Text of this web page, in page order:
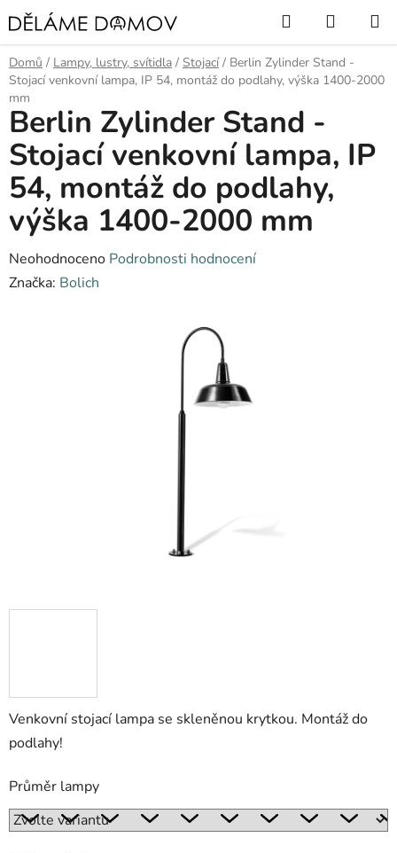
Přejít
na
obsah
Hledat
KOŠÍK
Domů / Lampy, lustry, svítidla / Stojací / Berlin Zylinder Stand -
Stojací venkovní lampa, IP 54, montáž do podlahy, výška 1400-2000
mm
Venkovní stojací lampa se skleněnou krytkou. Montáž do
podlahy!
Průměr lampy
Berlin Zylinder Stand -
Stojací venkovní lampa, IP
54, montáž do podlahy,
výška 1400-2000 mm
Průměrné
hodnocení
Neohodnoceno Podrobnosti hodnocení
Značka: Bolich